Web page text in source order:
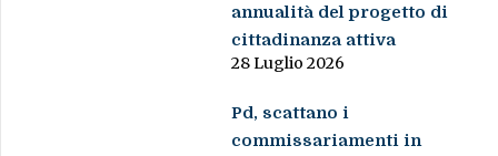
annualità del progetto di
cittadinanza attiva
28 Luglio 2026
Pd, scattano i
commissariamenti in